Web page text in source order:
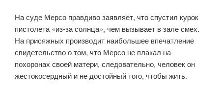
На суде Мерсо правдиво заявляет, что спустил курок
пистолета «из-за солнца», чем вызывает в зале смех.
На присяжных производит наибольшее впечатление
свидетельство о том, что Мерсо не плакал на
похоронах своей матери, следовательно, человек он
жестокосердный и не достойный того, чтобы жить.